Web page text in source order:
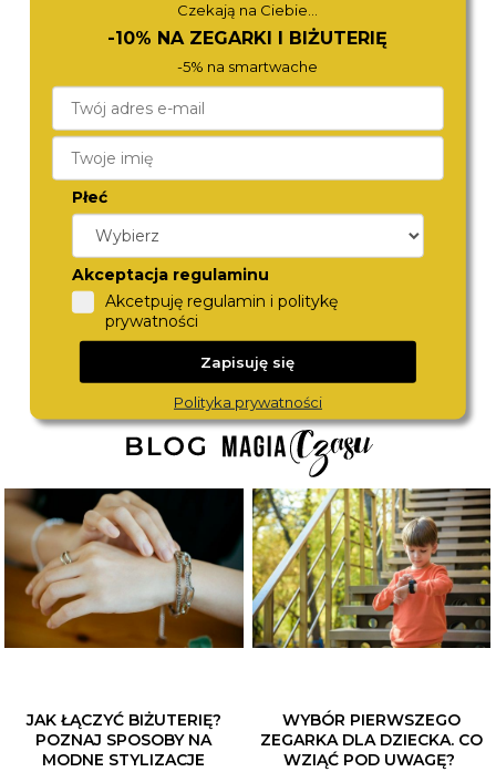
BERING
11028-904
460,-
CALVIN KLEIN
25100200
JAK ŁĄCZYĆ BIŻUTERIĘ?
POZNAJ SPOSOBY NA
MODNE STYLIZACJE
WYBÓR PIERWSZEGO
ZEGARKA DLA DZIECKA. CO
WZIĄĆ POD UWAGĘ?
Czekają na Ciebie...
-10% NA ZEGARKI I BIŻUTERIĘ
-5% na smartwache
Płeć
Akceptacja regulaminu
Akcetpuję regulamin i politykę
prywatności
Zapisuję się
Polityka prywatności